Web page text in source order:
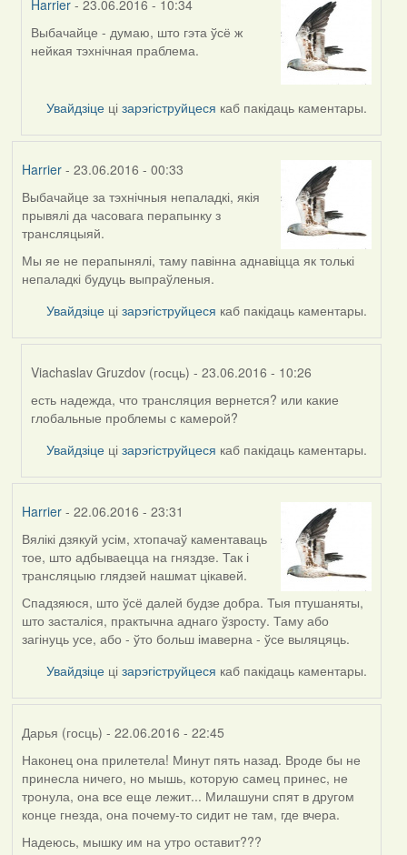
Harrier - 23.06.2016 - 10:34
In
reply
Дарья
(госць)
Выбачайце - думаю, што гэта ўсё ж
нейкая тэхнічная праблема.
Увайдзіце цізарэгіструйцеся каб пакідаць каментары.
Harrier- 23.06.2016 - 00:33
Выбачайце за тэхнічныя непаладкі, якія
прывялі да часовага перапынку з
трансляцыяй.
Мы яе не перапынялі, таму павінна аднавіцца як толькі
непаладкі будуць выпраўленыя.
Увайдзіце цізарэгіструйцеся каб пакідаць каментары.
Viachaslav Gruzdov (госць) - 23.06.2016 - 10:26
In
reply
Harrier
есть надежда, что трансляция вернется? или какие
глобальные проблемы с камерой?
Увайдзіце цізарэгіструйцеся каб пакідаць каментары.
Harrier- 22.06.2016 - 23:31
Вялікі дзякуй усім, хтопачаў каментаваць
тое, што адбываецца на гняздзе. Так і
трансляцыю глядзей нашмат цікавей.
Спадзяюся, што ўсё далей будзе добра. Тыя птушаняты,
што засталіся, практычна аднаго ўзросту. Таму або
загінуць усе, або - ўто больш імаверна - ўсе выляцяць.
Увайдзіце цізарэгіструйцеся каб пакідаць каментары.
Дарья (госць) - 22.06.2016 - 22:45
Наконец она прилетела! Минут пять назад. Вроде бы не
принесла ничего, но мышь, которую самец принес, не
тронула, она все еще лежит... Милашуни спят в другом
конце гнезда, она почему-то сидит не там, где вчера.
Надеюсь, мышку им на утро оставит???